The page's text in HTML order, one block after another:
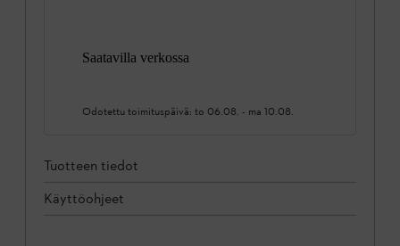
Saatavilla verkossa
Odotettu toimituspäivä: to 06.08. - ma 10.08.
Tuotteen tiedot
Käyttöohjeet